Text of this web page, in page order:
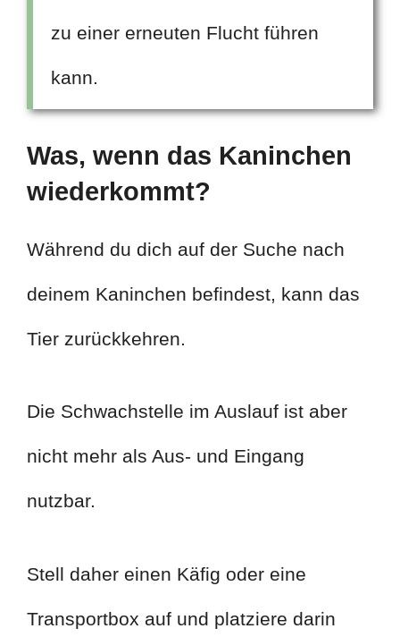
zu einer erneuten Flucht führen
kann.
Was, wenn das Kaninchen
wiederkommt?
Während du dich auf der Suche nach
deinem Kaninchen befindest, kann das
Tier zurückkehren.
Die Schwachstelle im Auslauf ist aber
nicht mehr als Aus- und Eingang
nutzbar.
Stell daher einen Käfig oder eine
Transportbox auf und platziere darin